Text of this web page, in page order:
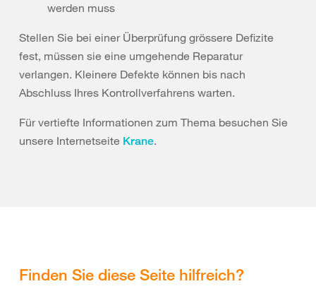
werden muss
Stellen Sie bei einer Überprüfung grössere Defizite
fest, müssen sie eine umgehende Reparatur
verlangen. Kleinere Defekte können bis nach
Abschluss Ihres Kontrollverfahrens warten.
Für vertiefte Informationen zum Thema besuchen Sie
unsere Internetseite Krane.
Finden Sie diese Seite hilfreich?